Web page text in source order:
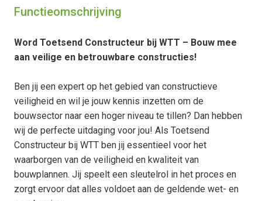
Functieomschrijving
Word Toetsend Constructeur bij WTT – Bouw mee
aan veilige en betrouwbare constructies!
Ben jij een expert op het gebied van constructieve
veiligheid en wil je jouw kennis inzetten om de
bouwsector naar een hoger niveau te tillen? Dan hebben
wij de perfecte uitdaging voor jou! Als Toetsend
Constructeur bij WTT ben jij essentieel voor het
waarborgen van de veiligheid en kwaliteit van
bouwplannen. Jij speelt een sleutelrol in het proces en
zorgt ervoor dat alles voldoet aan de geldende wet- en